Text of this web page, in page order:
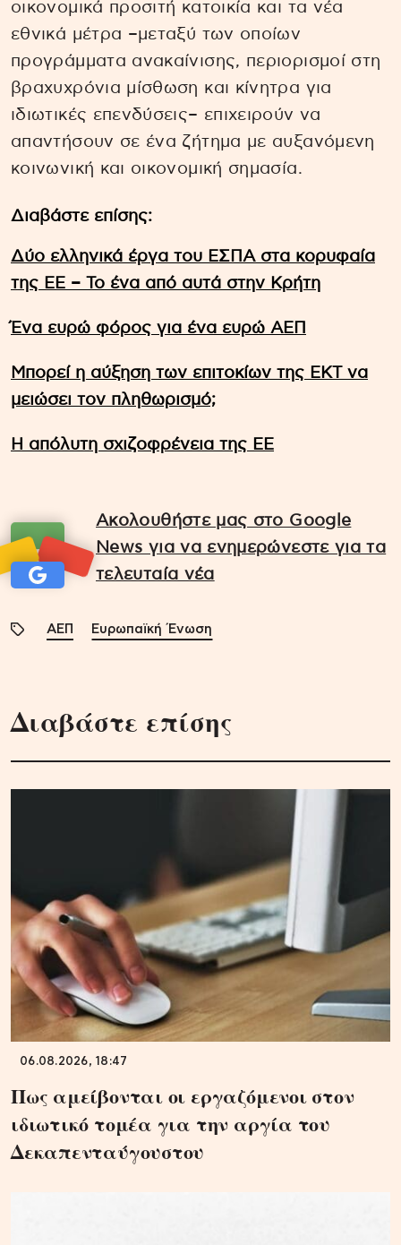
οικονομικά προσιτή κατοικία και τα νέα
εθνικά μέτρα –μεταξύ των οποίων
προγράμματα ανακαίνισης, περιορισμοί στη
βραχυχρόνια μίσθωση και κίνητρα για
ιδιωτικές επενδύσεις– επιχειρούν να
απαντήσουν σε ένα ζήτημα με αυξανόμενη
κοινωνική και οικονομική σημασία.
Διαβάστε επίσης:
Δύο ελληνικά έργα του ΕΣΠΑ στα κορυφαία
της ΕΕ – Το ένα από αυτά στην Κρήτη
Ένα ευρώ φόρος για ένα ευρώ ΑΕΠ
Μπορεί η αύξηση των επιτοκίων της ΕΚΤ να
μειώσει τον πληθωρισμό;
Η απόλυτη σχιζοφρένεια της ΕΕ
Ακολουθήστε μας στο Google
News για να ενημερώνεστε για τα
τελευταία νέα
ΑΕΠ Ευρωπαϊκή Ένωση
Διαβάστε επίσης
06.08.2026, 18:47
Πως αμείβονται οι εργαζόμενοι στον
ιδιωτικό τομέα για την αργία του
Δεκαπενταύγουστου